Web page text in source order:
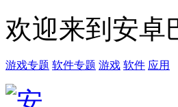
欢迎来到安卓
游戏专题 软件专题 游戏 软件 应用